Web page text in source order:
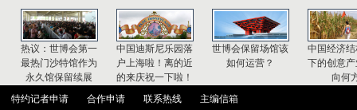
热议：世博会第一
最热门沙特馆作为
永久馆保留续展
中国迪斯尼乐园落
户上海啦！离的近
的来庆祝一下啦！
世博会保留场馆该
如何运营？
中国经济
下的创意
向何
特约记者申请
合作申请 联系热线 主编信箱